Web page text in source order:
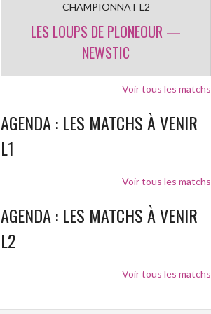
CHAMPIONNAT L2
LES LOUPS DE PLONEOUR —
NEWSTIC
Voir tous les matchs
AGENDA : LES MATCHS À VENIR
L1
Voir tous les matchs
AGENDA : LES MATCHS À VENIR
L2
Voir tous les matchs